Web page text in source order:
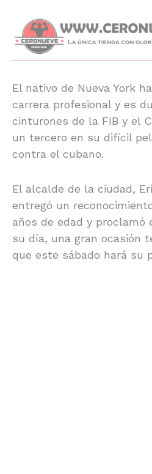
El nativo de Nueva York
carrera profesional y es
cinturones de la FIB y el
un tercero en su difícil
contra el cubano.
El alcalde de la ciudad,
entregó un
años de edad y proclamó
su día, una gran ocasión
que este sábado hará su